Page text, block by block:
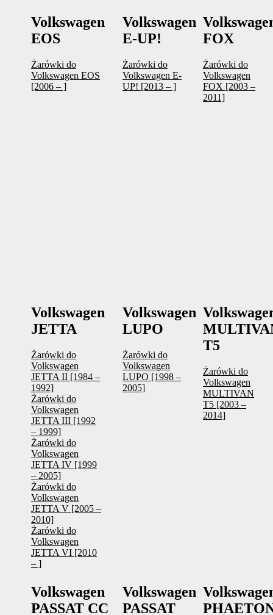
Volkswagen
EOS
Żarówki do
Volkswagen EOS
[2006 – ]
Volkswagen
E-UP!
Żarówki do
Volkswagen E-
UP! [2013 – ]
FOX
Żarówki do
Volkswagen
FOX [2003 –
2011]
Volkswagen
JETTA
Żarówki do
Volkswagen
JETTA II [1984 –
1992]
Żarówki do
Volkswagen
JETTA III [1992
– 1999]
Żarówki do
Volkswagen
JETTA IV [1999
– 2005]
Żarówki do
Volkswagen
JETTA V [2005 –
2010]
Żarówki do
Volkswagen
JETTA VI [2010
– ]
Volkswagen
LUPO
Żarówki do
Volkswagen
LUPO [1998 –
2005]
T5
Żarówki do
Volkswagen
MULTIVAN
T5 [2003 –
2014]
Volkswagen
PASSAT CC
Volkswagen
PASSAT